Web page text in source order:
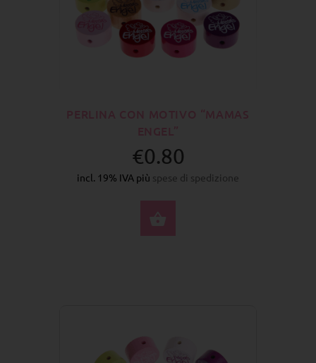
€0.80
incl. 19% IVA più spese di spedizione